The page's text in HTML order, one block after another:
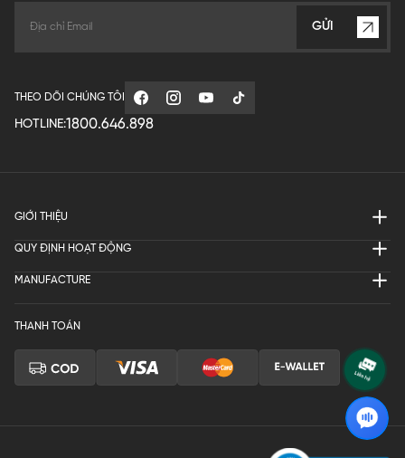
GỬI
THEO DÕI CHÚNG TÔI
HOTLINE:1800.646.898
GIỚI THIỆU
QUY ĐỊNH HOẠT ĐỘNG
MANUFACTURE
THANH TOÁN